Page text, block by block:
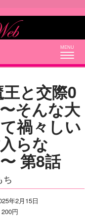
と交際0
そんな大
禍々しい
らな
第8話
ち
年2月15日
円